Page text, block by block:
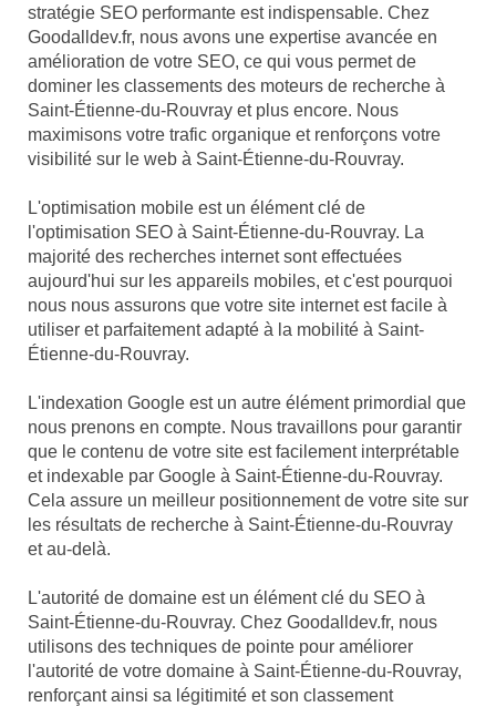
stratégie SEO performante est indispensable. Chez
Goodalldev.fr, nous avons une expertise avancée en
amélioration de votre SEO, ce qui vous permet de
dominer les classements des moteurs de recherche à
Saint-Étienne-du-Rouvray et plus encore. Nous
maximisons votre trafic organique et renforçons votre
visibilité sur le web à Saint-Étienne-du-Rouvray.
L'optimisation mobile est un élément clé de
l'optimisation SEO à Saint-Étienne-du-Rouvray. La
majorité des recherches internet sont effectuées
aujourd'hui sur les appareils mobiles, et c'est pourquoi
nous nous assurons que votre site internet est facile à
utiliser et parfaitement adapté à la mobilité à Saint-
Étienne-du-Rouvray.
L'indexation Google est un autre élément primordial que
nous prenons en compte. Nous travaillons pour garantir
que le contenu de votre site est facilement interprétable
et indexable par Google à Saint-Étienne-du-Rouvray.
Cela assure un meilleur positionnement de votre site sur
les résultats de recherche à Saint-Étienne-du-Rouvray
et au-delà.
L'autorité de domaine est un élément clé du SEO à
Saint-Étienne-du-Rouvray. Chez Goodalldev.fr, nous
utilisons des techniques de pointe pour améliorer
l'autorité de votre domaine à Saint-Étienne-du-Rouvray,
renforçant ainsi sa légitimité et son classement